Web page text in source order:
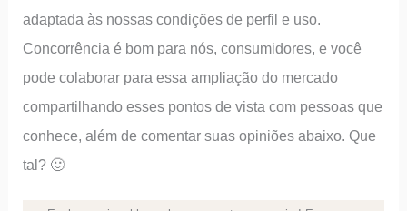
adaptada às nossas condições de perfil e uso.
Concorrência é bom para nós, consumidores, e você
pode colaborar para essa ampliação do mercado
compartilhando esses pontos de vista com pessoas que
conhece, além de comentar suas opiniões abaixo. Que
tal? 🙂